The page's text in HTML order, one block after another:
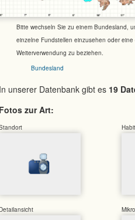
Bitte wechseln Sie zu einem Bundesland,
einzelne Fundstellen einzusehen oder
Weiterverwendung zu beziehen.
Bundesland
unserer Datenbank gibt es 19
zur Art: